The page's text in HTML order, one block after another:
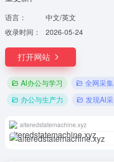
语言：
中文/英文
收录时间：
2026-05-24
打开网站
AI办公与学习 全网采
办公与生产力
发现AI
alteredstatemachine.xyz